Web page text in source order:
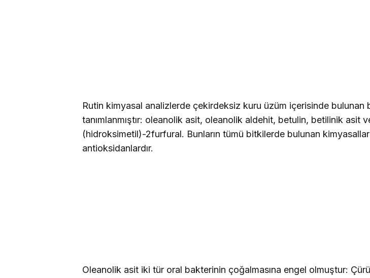
Rutin kimyasal analizlerde çekirdeksiz kuru üzüm içerisinde bulunan
tanımlanmıştır: oleanolik asit, oleanolik aldehit, betulin, betilinik asit
(hidroksimetil)-2furfural. Bunların tümü bitkilerde bulunan
antioksidanlardır.
Oleanolik asit iki tür oral bakterinin çoğalmasına engel olmuştur: